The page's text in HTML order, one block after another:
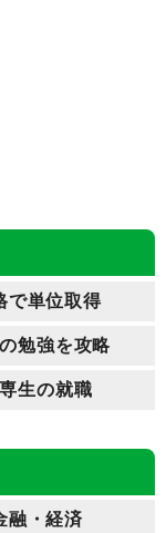
で単位取得
勉強を攻略
生の就職
融・経済